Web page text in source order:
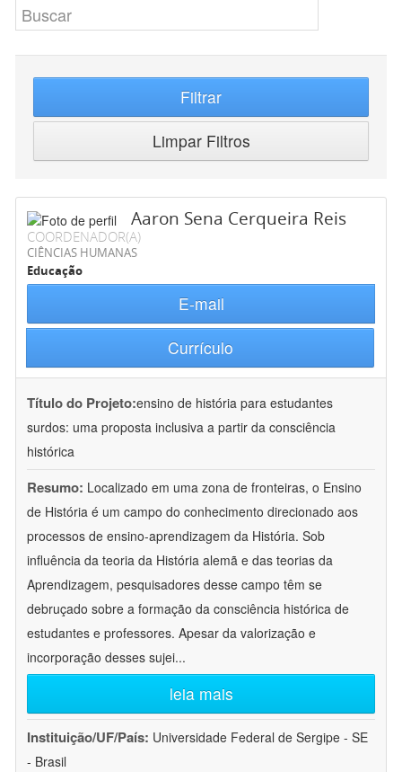
Filtrar
Limpar Filtros
Aaron Sena Cerqueira Reis
COORDENADOR(A)
CIÊNCIAS HUMANAS
Educação
E-mail
Currículo
Título do Projeto:ensino de história para estudantes
surdos: uma proposta inclusiva a partir da consciência
histórica
Resumo: Localizado em uma zona de fronteiras, o Ensino
de História é um campo do conhecimento direcionado aos
processos de ensino-aprendizagem da História. Sob
influência da teoria da História alemã e das teorias da
Aprendizagem, pesquisadores desse campo têm se
debruçado sobre a formação da consciência histórica de
estudantes e professores. Apesar da valorização e
incorporação desses sujei...
leia mais
Instituição/UF/País: Universidade Federal de Sergipe - SE
- Brasil